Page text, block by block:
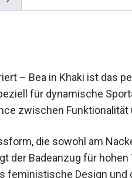
– Bea in Khaki ist das
für dynamische
zwischen
die sowohl am
der Badeanzug für
Das feministische